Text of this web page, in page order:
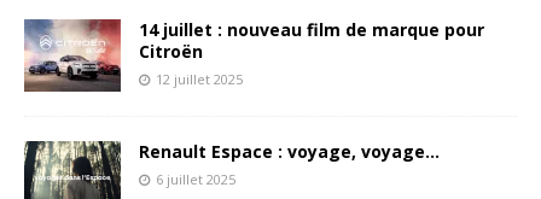
14 juillet : nouveau film de marque pour
Citroën
12 juillet 2025
Renault Espace : voyage, voyage…
6 juillet 2025